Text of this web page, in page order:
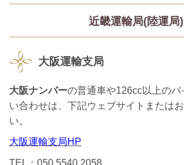
近畿運輸局(陸運局)
大阪運輸支局
大阪ナンバーの普通車や126cc以上のバ
い合わせは、下記ウェブサイトまたは
い。
大阪運輸支局HP
TEL：050 5540 2058